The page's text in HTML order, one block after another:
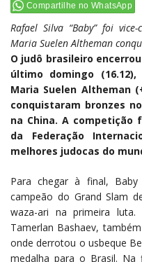
Compartilhe no WhatsApp
Rafael Silva “Baby” foi
Maria Suelen Altheman
O judô brasileiro
último domingo
Maria Suelen Altheman
conquistaram bronzes
na China. A competição
da Federação
melhores judocas do
Para chegar à final,
campeão do Grand Slam
waza-ari na primeira luta.
Tamerlan Bashaev,
onde derrotou o usbeque
medalha para o Brasil. Na